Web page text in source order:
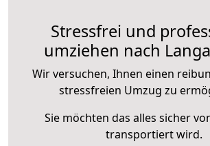
Stressfrei und
umziehen nach
Wir versuchen, Ihnen einen
stressfreien Umzug zu
Sie möchten das alles sicher
transportiert wird.